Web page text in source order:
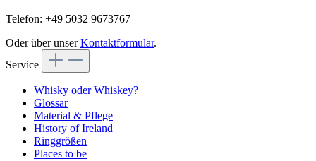
Telefon: +49 5032 9673767
Oder über unserKontaktformular.
Service
Whisky oder Whiskey?
Glossar
Material & Pflege
History of Ireland
Ringgrößen
Places to be